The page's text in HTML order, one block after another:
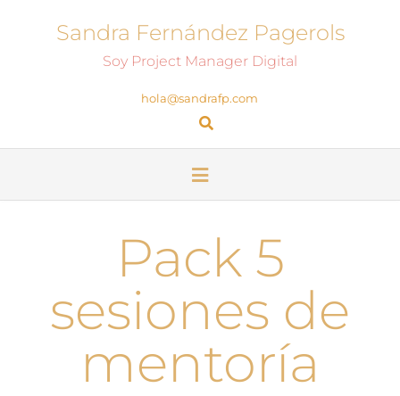
Sandra Fernández Pagerols
Soy Project Manager Digital
hola@sandrafp.com
Pack 5
sesiones de
mentoría